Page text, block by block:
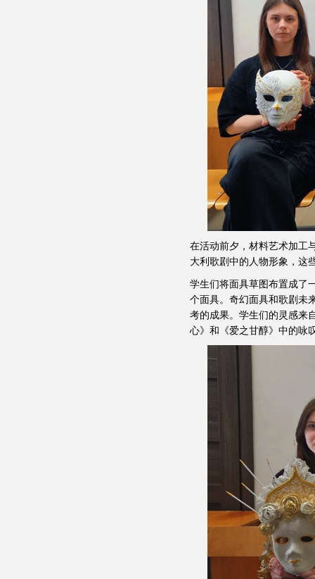
在活动前夕，材料艺术加工
大利歌剧中的人物形象，这
学生们将面具草图布置成了
个面具。奇幻面具和歌剧未
考的成果。学生们的灵感来
心》和《爱之甘醇》中的咏